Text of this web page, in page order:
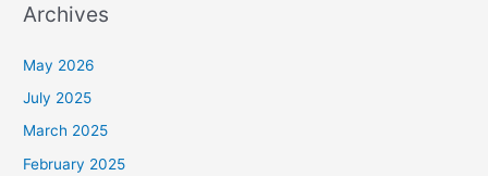
Archives
May 2026
July 2025
March 2025
February 2025